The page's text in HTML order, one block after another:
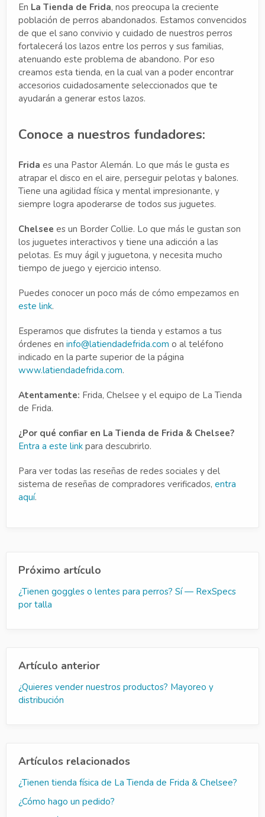
En La Tienda de Frida, nos preocupa la creciente
población de perros abandonados. Estamos convencidos
de que el sano convivio y cuidado de nuestros perros
fortalecerá los lazos entre los perros y sus familias,
atenuando este problema de abandono. Por eso
creamos esta tienda, en la cual van a poder encontrar
accesorios cuidadosamente seleccionados que te
ayudarán a generar estos lazos.
Conoce a nuestros fundadores:
Frida es una Pastor Alemán. Lo que más le gusta es
atrapar el disco en el aire, perseguir pelotas y balones.
Tiene una agilidad física y mental impresionante, y
siempre logra apoderarse de todos sus juguetes.
Chelsee es un Border Collie. Lo que más le gustan son
los juguetes interactivos y tiene una adicción a las
pelotas. Es muy ágil y juguetona, y necesita mucho
tiempo de juego y ejercicio intenso.
Puedes conocer un poco más de cómo empezamos en
este link.
Esperamos que disfrutes la tienda y estamos a tus
órdenes en info@latiendadefrida.com o al teléfono
indicado en la parte superior de la página
www.latiendadefrida.com.
Atentamente: Frida, Chelsee y el equipo de La Tienda
de Frida.
¿Por qué confiar en La Tienda de Frida & Chelsee?
Entra a este link para descubrirlo.
Para ver todas las reseñas de redes sociales y del
sistema de reseñas de compradores verificados, entra
aquí.
Próximo artículo
¿Tienen goggles o lentes para perros? Sí — RexSpecs
por talla
Artículo anterior
¿Quieres vender nuestros productos? Mayoreo y
distribución
Artículos relacionados
¿Tienen tienda física de La Tienda de Frida & Chelsee?
¿Cómo hago un pedido?